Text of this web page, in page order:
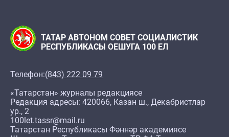
ТАТАР АВТОНОМ СОВЕТ СОЦИАЛИСТИК
РЕСПУБЛИКАСЫ ОЕШУГА 100 ЕЛ
Телефон:(843) 222 09 79
«Татарстан» журналы редакциясе
Редакция адресы: 420066, Казан ш., Декабристлар
ур., 2
100let.tassr@mail.ru
Татарстан Республикасы Фәннәр академиясе